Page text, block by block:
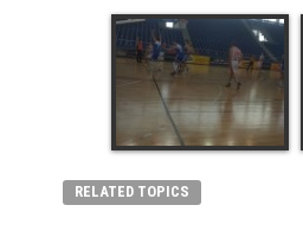
RELATED TOPICS